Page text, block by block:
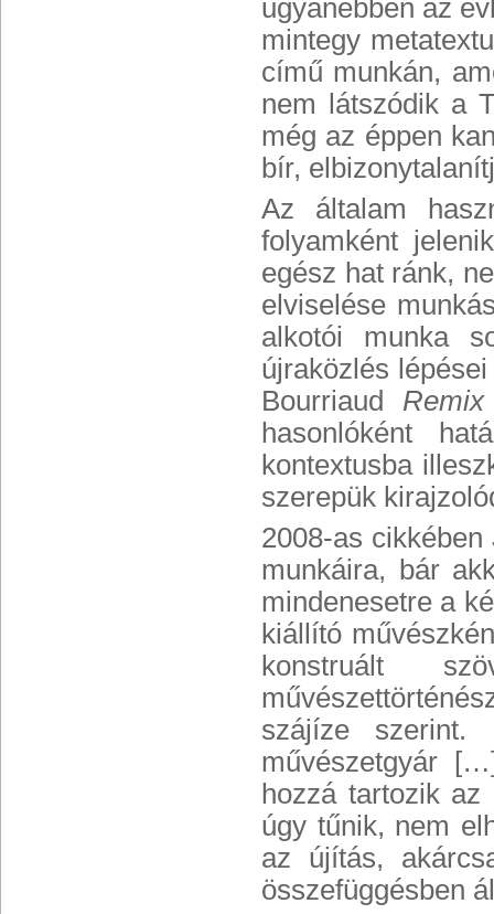
ugyanebben az
mintegy
című munkán,
nem látszódik a
még az éppen
bír,
Az általam
folyamként
egész hat ránk,
elviselése
alkotói munka
újraközlés
Bourriaud
hasonlóként
kontextusba
szerepük
2008-as
munkáira, bár
mindenesetre a
kiállító
konstruált
szájíze
művészetgyár
hozzá tartozik
úgy tűnik, nem
az újítás,
összefüggésben